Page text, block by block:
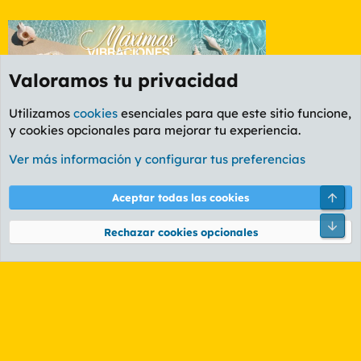
Foro General
Cookies
PL OLDSTYLE AMARILLO
Términos y reglas Política de privacidad Ayuda
Community platform by XenForo® © 2010-2026 XenForo Ltd.
Valoramos tu privacidad
Utilizamos cookies esenciales para que este sitio funcione,
y cookies opcionales para mejorar tu experiencia.
Ver más información y configurar tus preferencias
Aceptar todas las cookies
Rechazar cookies opcionales
Pie